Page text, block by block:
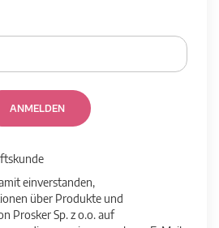
ANMELDEN
einverstanden,
über Produkte und
Prosker Sp. z o.o. auf